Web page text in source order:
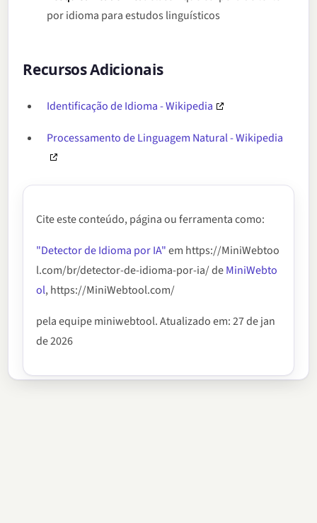
por idioma para estudos linguísticos
Recursos Adicionais
Identificação de Idioma - Wikipedia
Processamento de Linguagem Natural - Wikipedia
Cite este conteúdo, página ou ferramenta como:
"Detector de Idioma por IA"em https://MiniWebtoo
l.com/br/detector-de-idioma-por-ia/ deMiniWebto
ol, https://MiniWebtool.com/
pela equipe miniwebtool. Atualizado em: 27 de jan
de 2026